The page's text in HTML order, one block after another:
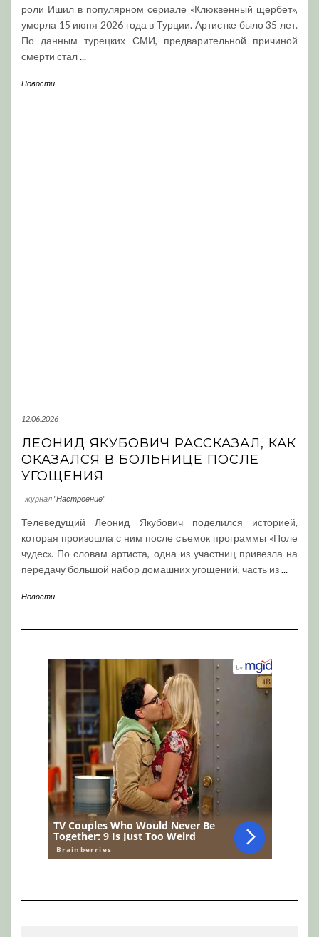
роли Ишил в популярном сериале «Клюквенный щербет»,
умерла 15 июня 2026 года в Турции. Артистке было 35 лет.
По данным турецких СМИ, предварительной причиной
смерти стал...
Новости
12.06.2026
ЛЕОНИД ЯКУБОВИЧ РАССКАЗАЛ, КАК
ОКАЗАЛСЯ В БОЛЬНИЦЕ ПОСЛЕ
УГОЩЕНИЯ
журнал "Настроение"
Телеведущий Леонид Якубович поделился историей,
которая произошла с ним после съемок программы «Поле
чудес». По словам артиста, одна из участниц привезла на
передачу большой набор домашних угощений, часть из...
Новости